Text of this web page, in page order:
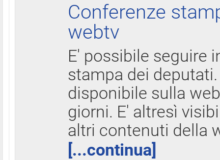
Conferenze
webtv
E' possibile seguire
stampa dei
disponibile sulla
giorni. E' altresì
altri contenuti della
[...continua]